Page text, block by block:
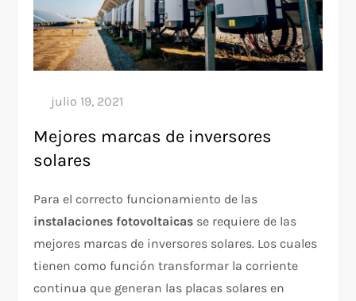
Mejores marcas de inversores
solares
Para el correcto funcionamiento de las
instalaciones fotovoltaicas se requiere de las
mejores marcas de inversores solares. Los cuales
tienen como función transformar la corriente
continua que generan las placas solares en